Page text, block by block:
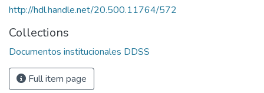
http://hdl.handle.net/20.500.11764/572
Collections
Documentos institucionales DDSS
Full item page